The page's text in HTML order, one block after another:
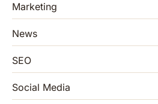
Marketing
News
SEO
Social Media